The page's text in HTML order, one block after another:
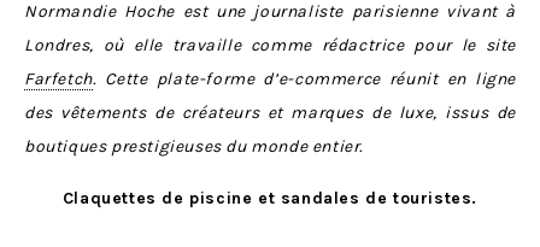
Normandie Hoche est une journaliste parisienne vivant à
Londres, où elle travaille comme rédactrice pour le site
Farfetch. Cette plate-forme d’e-commerce réunit en ligne
des vêtements de créateurs et marques de luxe, issus de
boutiques prestigieuses du monde entier.
Claquettes de piscine et sandales de touristes.